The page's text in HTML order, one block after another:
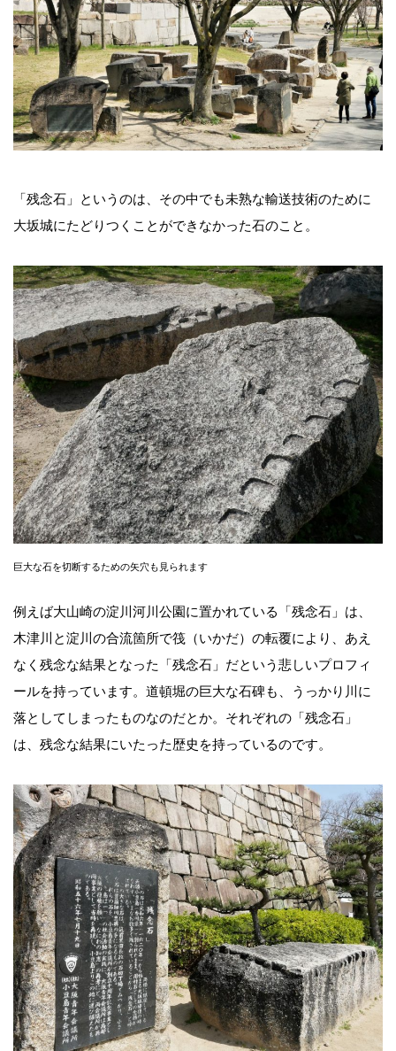
「残念石」というのは、その中でも未熟な輸送技術のために
大坂城にたどりつくことができなかった石のこと。
巨大な石を切断するための矢穴も見られます
例えば大山崎の淀川河川公園に置かれている「残念石」は、
木津川と淀川の合流箇所で筏（いかだ）の転覆により、あえ
なく残念な結果となった「残念石」だという悲しいプロフィ
ールを持っています。道頓堀の巨大な石碑も、うっかり川に
落としてしまったものなのだとか。それぞれの「残念石」
は、残念な結果にいたった歴史を持っているのです。